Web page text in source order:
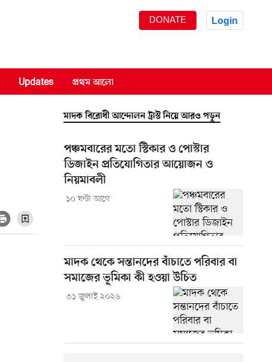
DONATE Login
Updates প্রথম আলো
মাদক বিরোধী আন্দোলন ট্রাস্ট নিয়ে আরও পড়ুন
পঞ্চমবারের মতো স্টিকার ও পোস্টার
ডিজাইন প্রতিযোগিতার আয়োজন ও
নিয়মাবলী
১০ ঘণ্টা আগে
মাদক থেকে সন্তানদের বাঁচাতে পরিবার বা
সমাজের ভূমিকা কী হওয়া উচিত
৩১ জুলাই ২০২৬